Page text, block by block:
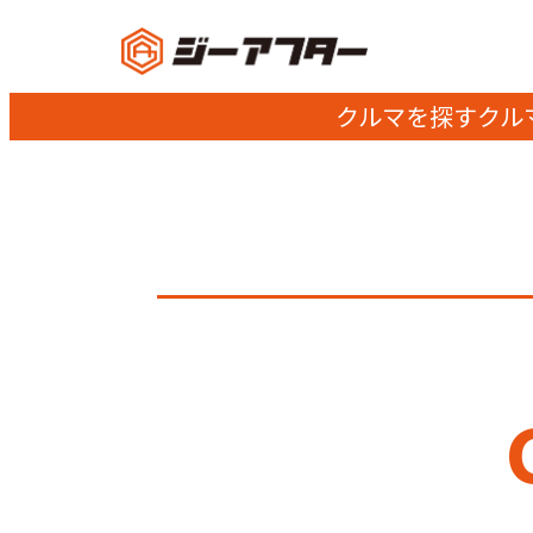
クルマを探すクル